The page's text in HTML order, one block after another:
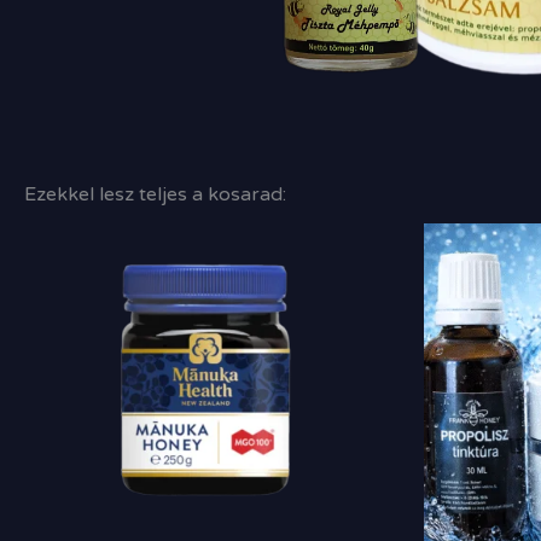
Ezekkel lesz teljes a kosarad: